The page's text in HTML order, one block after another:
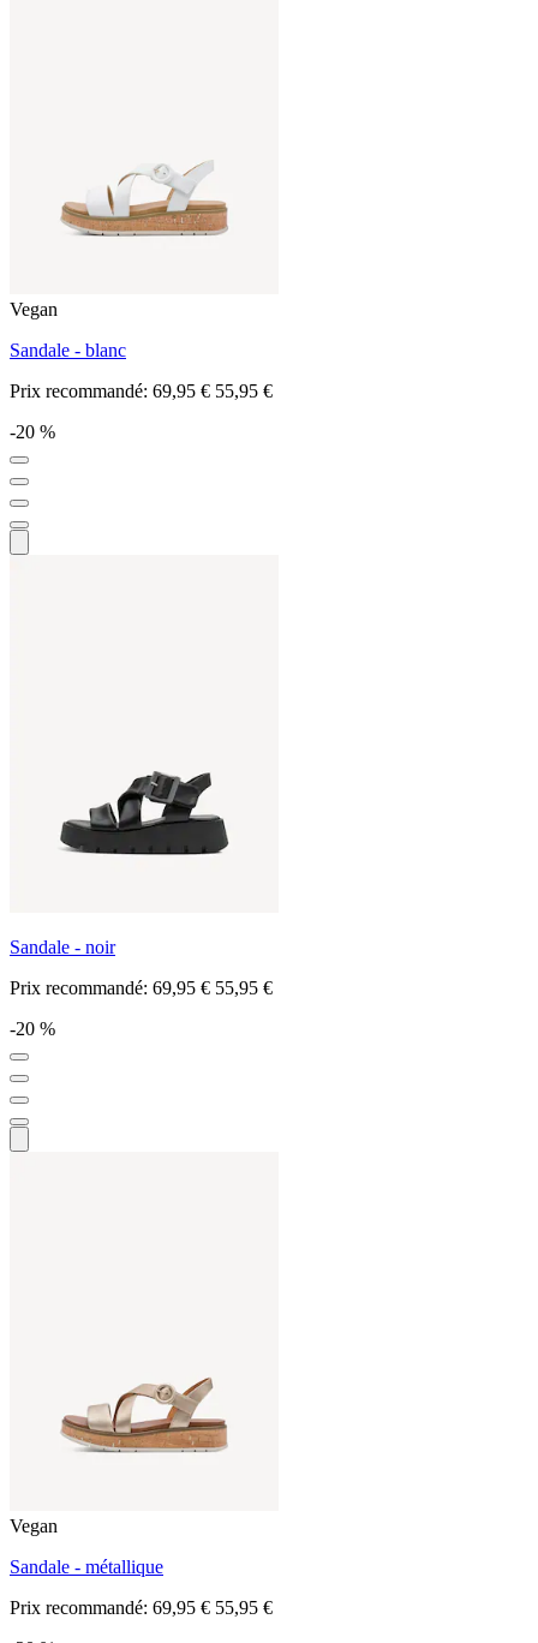
Vegan
Sandale - blanc
Prix recommandé: 69,95 € 55,95 €
-20 %
Sandale - noir
Prix recommandé: 69,95 € 55,95 €
-20 %
Vegan
Sandale - métallique
Prix recommandé: 69,95 € 55,95 €